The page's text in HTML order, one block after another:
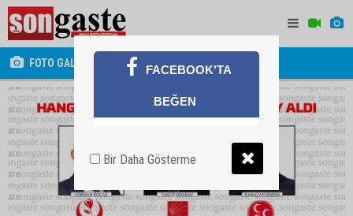
FOTO GALERİ SİYASETFACEBOOK'TA
BEĞEN
Bir Daha Gösterme